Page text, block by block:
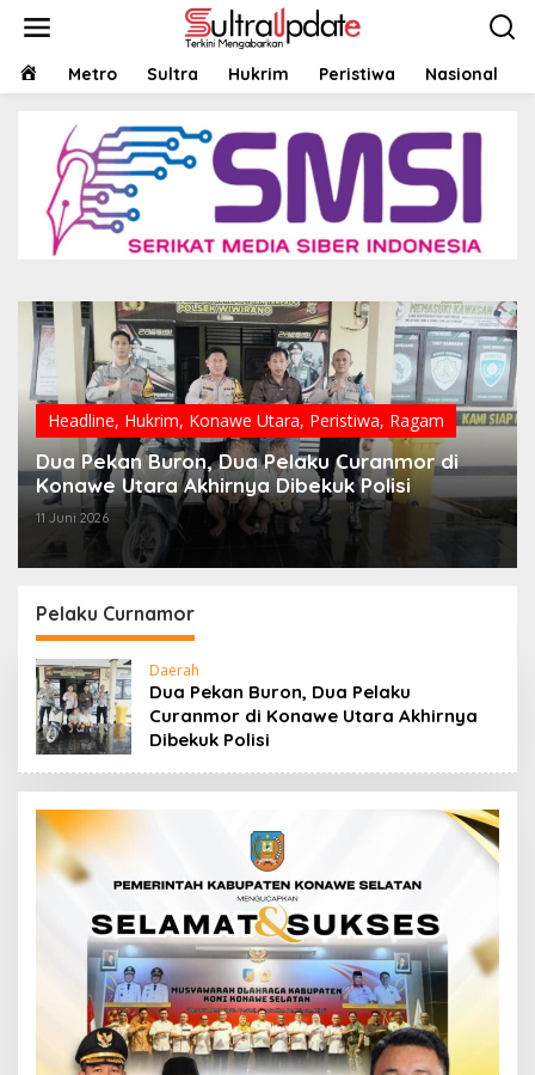
HOMEMetro Sultra Hukrim Peristiwa Nasional
Headline, Hukrim, Konawe Utara, Peristiwa, Ragam
Dua Pekan Buron, Dua Pelaku Curanmor di
Konawe Utara Akhirnya Dibekuk Polisi
11 Juni 2026
Pelaku Curnamor
Daerah
Dua Pekan Buron, Dua Pelaku
Curanmor di Konawe Utara Akhirnya
Dibekuk Polisi